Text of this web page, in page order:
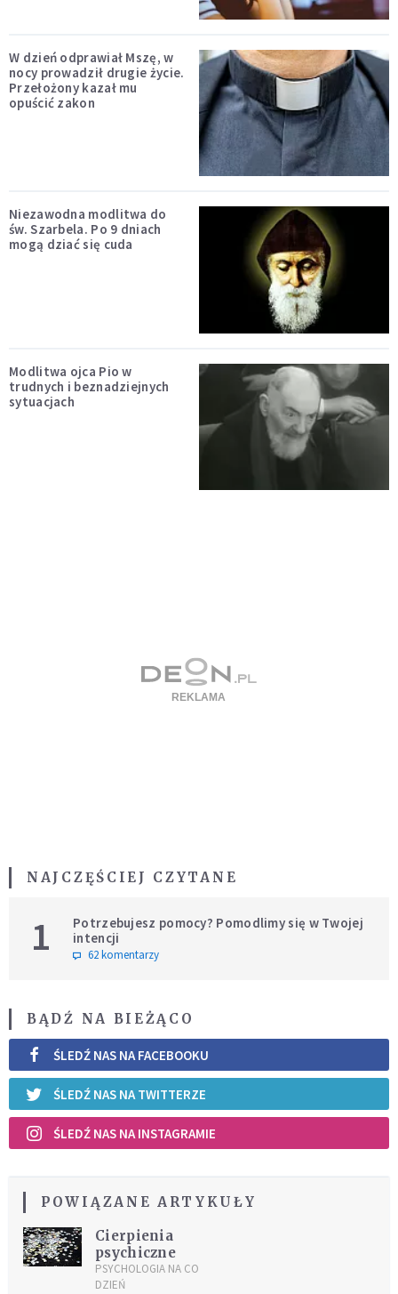
W dzień odprawiał Mszę, w
nocy prowadził drugie życie.
Przełożony kazał mu
opuścić zakon
Niezawodna modlitwa do
św. Szarbela. Po 9 dniach
mogą dziać się cuda
Modlitwa ojca Pio w
trudnych i beznadziejnych
sytuacjach
NAJCZĘŚCIEJ CZYTANE
1
Potrzebujesz pomocy? Pomodlimy się w Twojej
intencji
62 komentarzy
BĄDŹ NA BIEŻĄCO
ŚLEDŹ NAS NA FACEBOOKU
ŚLEDŹ NAS NA TWITTERZE
ŚLEDŹ NAS NA INSTAGRAMIE
POWIĄZANE ARTYKUŁY
Cierpienia
psychiczne
PSYCHOLOGIA NA CO
DZIEŃ